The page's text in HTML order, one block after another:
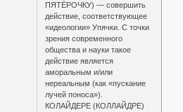
ПЯТЁРОЧКУ) — совершить
действие, соответствующее
«идеологии» Упячки. С точки
зрения современного
общества и науки такое
действие является
аморальным и/или
нереальным (как «пускание
лучей поноса»).
КОЛАЙДЕРЕ (КОЛЛАЙДРЕ)